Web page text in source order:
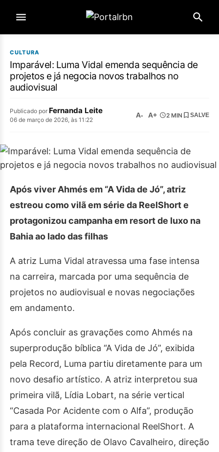
CULTURA
Imparável: Luma Vidal emenda sequência de
projetos e já negocia novos trabalhos no
audiovisual
Publicado por Fernanda Leite
06 de março de 2026, às 11:22
A- A+ 2 MIN SALVE
Após viver Ahmés em “A Vida de Jó”, atriz
estreou como vilã em série da ReelShort e
protagonizou campanha em resort de luxo na
Bahia ao lado das filhas
A atriz Luma Vidal atravessa uma fase intensa
na carreira, marcada por uma sequência de
projetos no audiovisual e novas negociações
em andamento.
Após concluir as gravações como Ahmés na
superprodução bíblica “A Vida de Jó”, exibida
pela Record, Luma partiu diretamente para um
novo desafio artístico. A atriz interpretou sua
primeira vilã, Lídia Lobart, na série vertical
“Casada Por Acidente com o Alfa”, produção
para a plataforma internacional ReelShort. A
trama teve direção de Olavo Cavalheiro, direção